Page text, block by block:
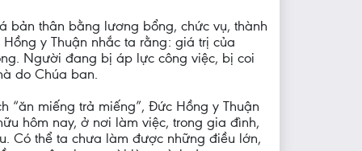
bản thân bằng lương bổng, chức vụ, thành
y Thuận nhắc ta rằng: giá trị của
Người đang bị áp lực công việc, bị coi
do Chúa ban.
“ăn miếng trả miếng”, Đức Hồng y Thuận
hôm nay, ở nơi làm việc, trong gia đình,
Có thể ta chưa làm được những điều lớn,